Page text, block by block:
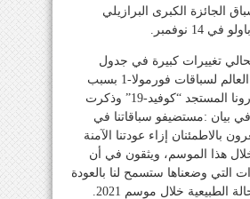
الجائزة الكبرى البرازيلي
14 نوفمبر.
تغييرات كبيرة في جدول
منافسات بطولة العالم لسباقات فورمولا-1 بسبب
أزمة فيروس كورونا المستجد “كوفيد-19” وذكرت
إدارة فورمولا-1 في بيان :مستضيفو سباقاتنا في
يشعرون بالاطمئنان إزاء عودتنا الآمنة
هذا الموسم، ويثقون في أن
التي وضعناها ستسمح لنا بالعودة
الطبيعية خلال موسم 2021.